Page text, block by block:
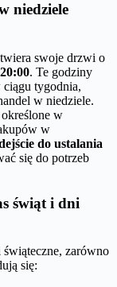
niedziele
swoje drzwi o
20:00. Te godziny
ciągu tygodnia,
w niedziele.
w
w
do ustalania
się do potrzeb
świąt i dni
zarówno
się: